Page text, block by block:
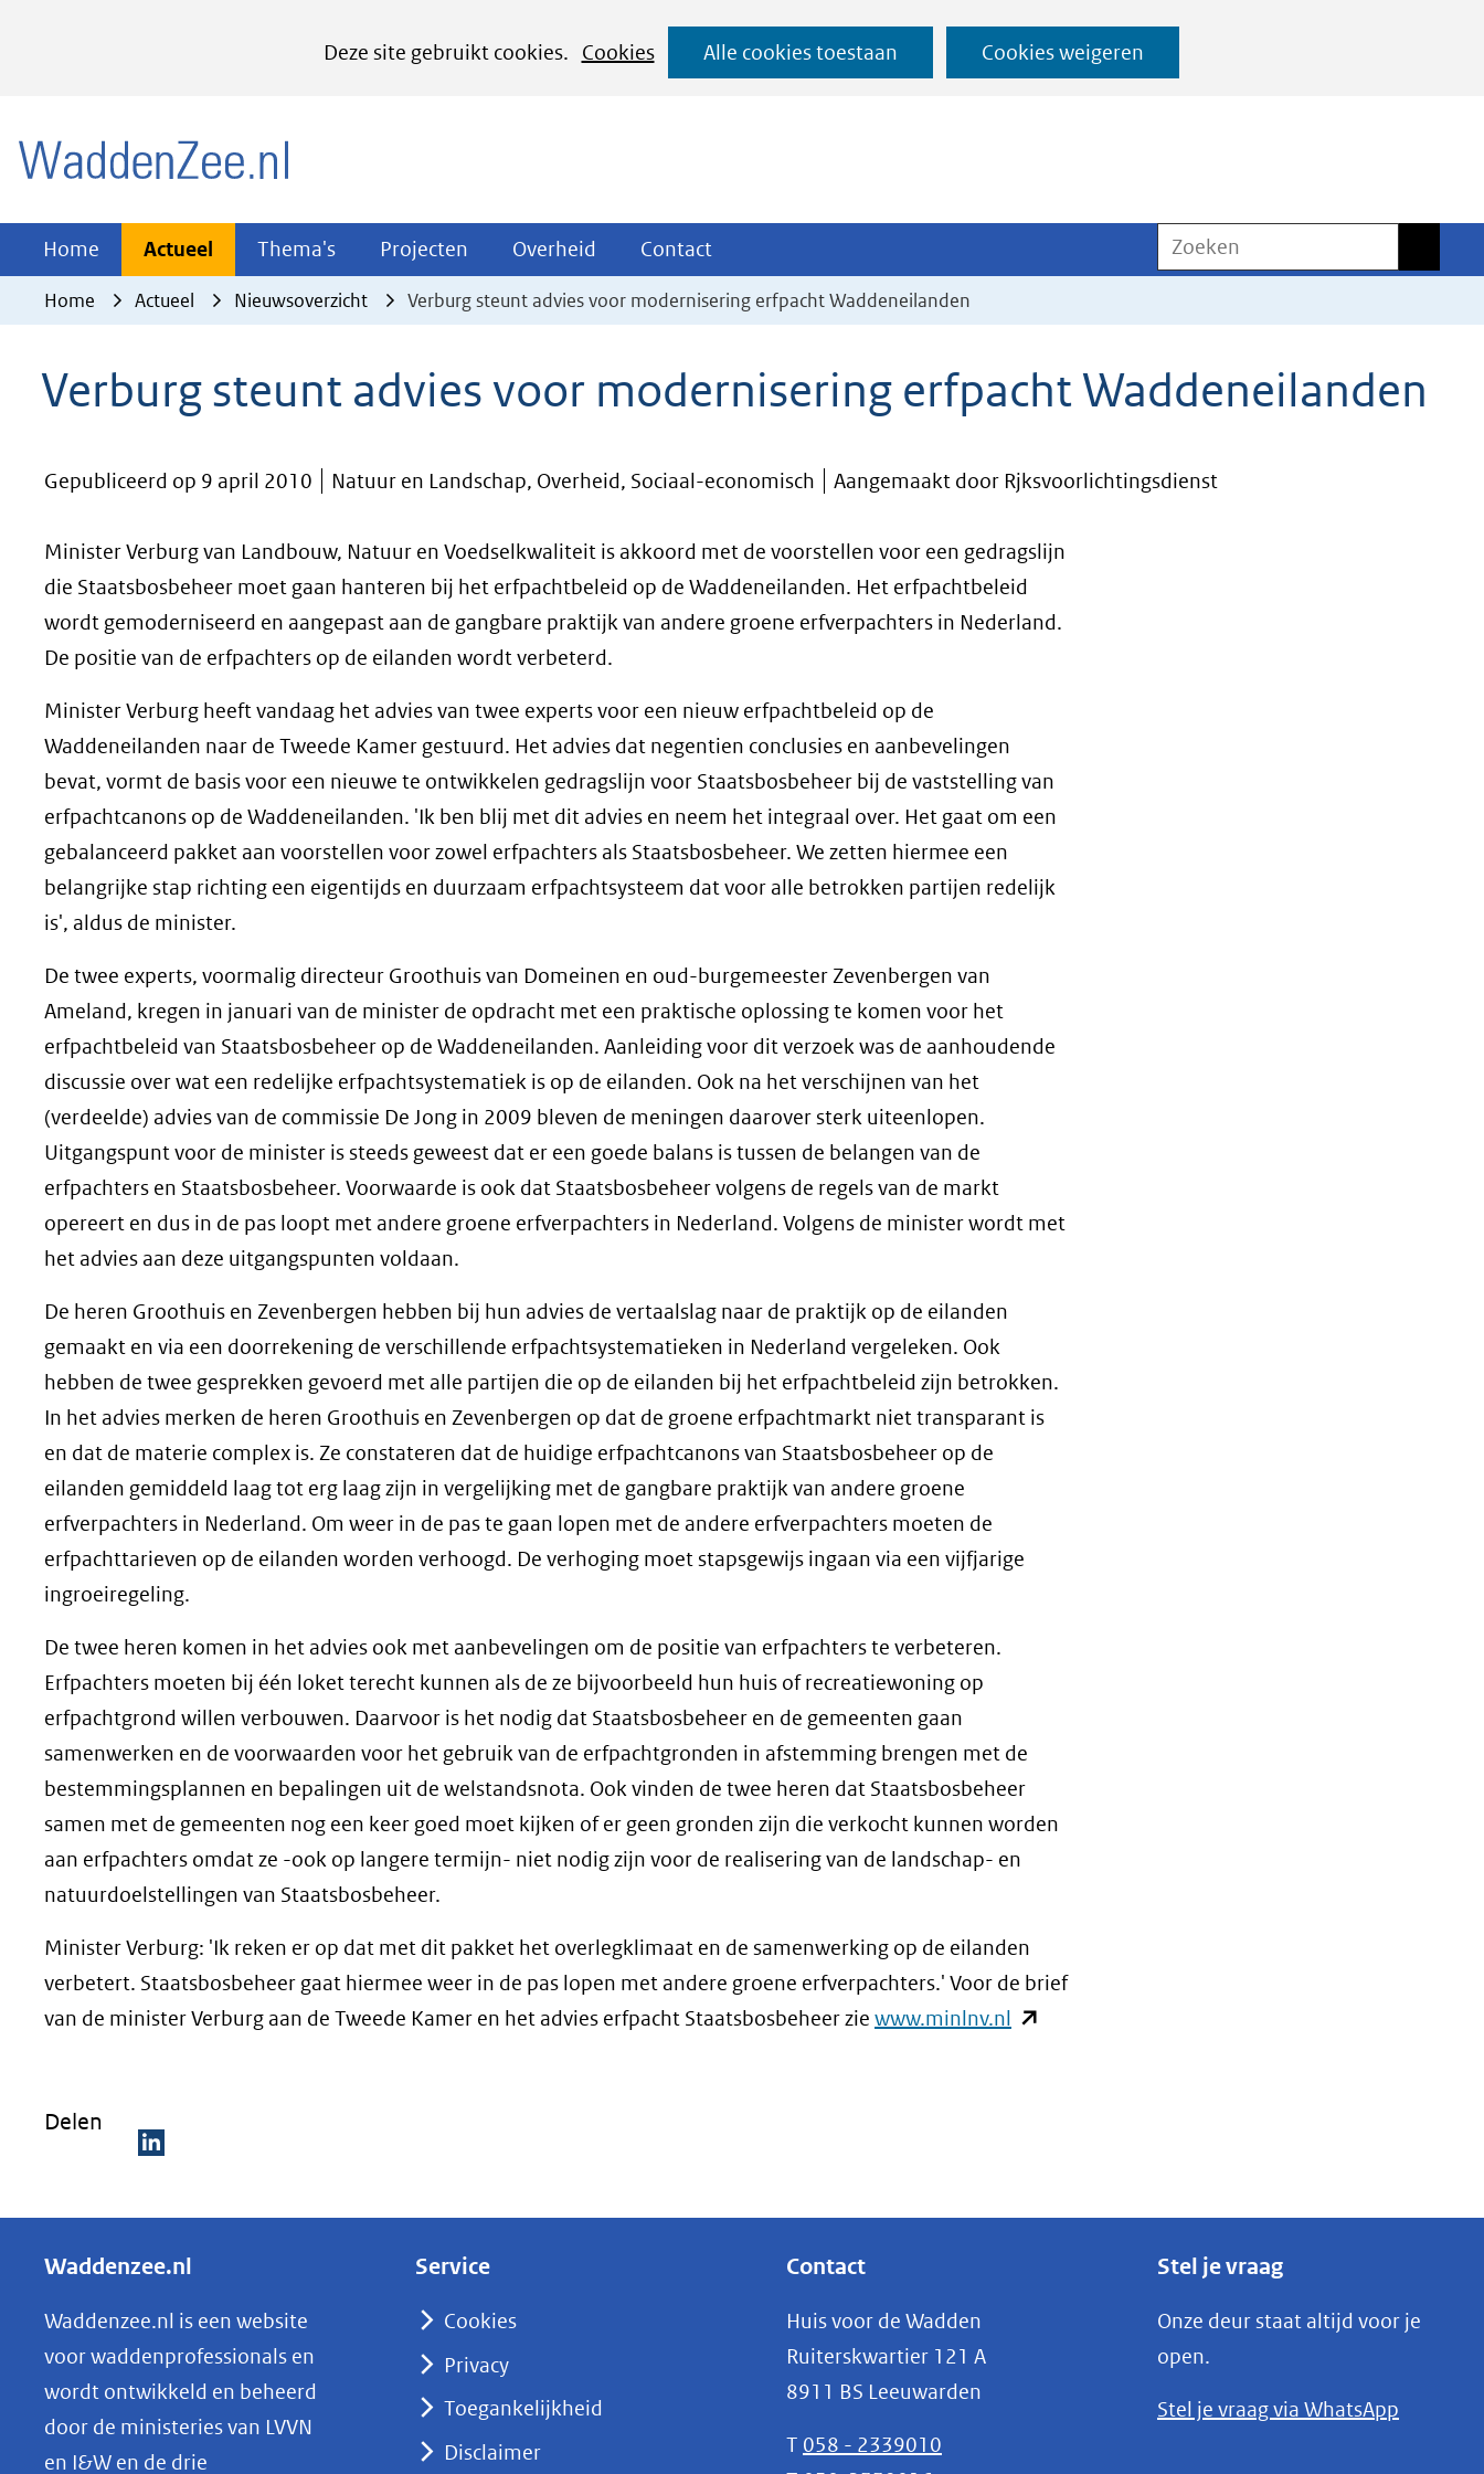
Deze site gebruikt cookies.
Cookies
het
cookies
website
worden
Alle cookies toestaan Cookies weigeren
Ga
naar
Home Actueel Actueel
Uitklappen
Thema's Thema's
Uitklappen
Projecten Projecten
Uitklappen
Overheid Overheid
Uitklappen
Contact
Uitklappen
Zoeken
Home Actueel Nieuwsoverzicht Verburg steunt advies voor modernisering erfpacht Waddeneilanden
Verburg steunt advies voor modernisering erfpacht Waddeneilanden
Gepubliceerd op 9 april 2010 Natuur en Landschap, Overheid, Sociaal-economisch Aangemaakt door Rjksvoorlichtingsdienst
Minister Verburg van Landbouw, Natuur en Voedselkwaliteit is akkoord met de voorstellen voor een gedragslijn
die Staatsbosbeheer moet gaan hanteren bij het erfpachtbeleid op de Waddeneilanden. Het erfpachtbeleid
wordt gemoderniseerd en aangepast aan de gangbare praktijk van andere groene erfverpachters in Nederland.
De positie van de erfpachters op de eilanden wordt verbeterd.
Minister Verburg heeft vandaag het advies van twee experts voor een nieuw erfpachtbeleid op de
Waddeneilanden naar de Tweede Kamer gestuurd. Het advies dat negentien conclusies en aanbevelingen
bevat, vormt de basis voor een nieuwe te ontwikkelen gedragslijn voor Staatsbosbeheer bij de vaststelling van
erfpachtcanons op de Waddeneilanden. 'Ik ben blij met dit advies en neem het integraal over. Het gaat om een
gebalanceerd pakket aan voorstellen voor zowel erfpachters als Staatsbosbeheer. We zetten hiermee een
belangrijke stap richting een eigentijds en duurzaam erfpachtsysteem dat voor alle betrokken partijen redelijk
is', aldus de minister.
De twee experts, voormalig directeur Groothuis van Domeinen en oud-burgemeester Zevenbergen van
Ameland, kregen in januari van de minister de opdracht met een praktische oplossing te komen voor het
erfpachtbeleid van Staatsbosbeheer op de Waddeneilanden. Aanleiding voor dit verzoek was de aanhoudende
discussie over wat een redelijke erfpachtsystematiek is op de eilanden. Ook na het verschijnen van het
(verdeelde) advies van de commissie De Jong in 2009 bleven de meningen daarover sterk uiteenlopen.
Uitgangspunt voor de minister is steeds geweest dat er een goede balans is tussen de belangen van de
erfpachters en Staatsbosbeheer. Voorwaarde is ook dat Staatsbosbeheer volgens de regels van de markt
opereert en dus in de pas loopt met andere groene erfverpachters in Nederland. Volgens de minister wordt met
het advies aan deze uitgangspunten voldaan.
De heren Groothuis en Zevenbergen hebben bij hun advies de vertaalslag naar de praktijk op de eilanden
gemaakt en via een doorrekening de verschillende erfpachtsystematieken in Nederland vergeleken. Ook
hebben de twee gesprekken gevoerd met alle partijen die op de eilanden bij het erfpachtbeleid zijn betrokken.
In het advies merken de heren Groothuis en Zevenbergen op dat de groene erfpachtmarkt niet transparant is
en dat de materie complex is. Ze constateren dat de huidige erfpachtcanons van Staatsbosbeheer op de
eilanden gemiddeld laag tot erg laag zijn in vergelijking met de gangbare praktijk van andere groene
erfverpachters in Nederland. Om weer in de pas te gaan lopen met de andere erfverpachters moeten de
erfpachttarieven op de eilanden worden verhoogd. De verhoging moet stapsgewijs ingaan via een vijfjarige
ingroeiregeling.
De twee heren komen in het advies ook met aanbevelingen om de positie van erfpachters te verbeteren.
Erfpachters moeten bij één loket terecht kunnen als de ze bijvoorbeeld hun huis of recreatiewoning op
erfpachtgrond willen verbouwen. Daarvoor is het nodig dat Staatsbosbeheer en de gemeenten gaan
samenwerken en de voorwaarden voor het gebruik van de erfpachtgronden in afstemming brengen met de
bestemmingsplannen en bepalingen uit de welstandsnota. Ook vinden de twee heren dat Staatsbosbeheer
samen met de gemeenten nog een keer goed moet kijken of er geen gronden zijn die verkocht kunnen worden
aan erfpachters omdat ze -ook op langere termijn- niet nodig zijn voor de realisering van de landschap- en
natuurdoelstellingen van Staatsbosbeheer.
Minister Verburg: 'Ik reken er op dat met dit pakket het overlegklimaat en de samenwerking op de eilanden
verbetert. Staatsbosbeheer gaat hiermee weer in de pas lopen met andere groene erfverpachters.' Voor de brief
van de minister Verburg aan de Tweede Kamer en het advies erfpacht Staatsbosbeheer zie www.minlnv.nl (opent
Delen
e
e
n
o
p
L
Waddenzee.nl
Waddenzee.nl is een website
voor waddenprofessionals en
wordt ontwikkeld en beheerd
door de ministeries van LVVN
en I&W en de drie
Service
Cookies
Privacy
Toegankelijkheid
Disclaimer
Contact
Huis voor de Wadden
Ruiterskwartier 121 A
8911 BS Leeuwarden
T 058 - 2339010
Stel je vraag
Onze deur staat altijd voor je
open.
Stel je vraag via WhatsApp